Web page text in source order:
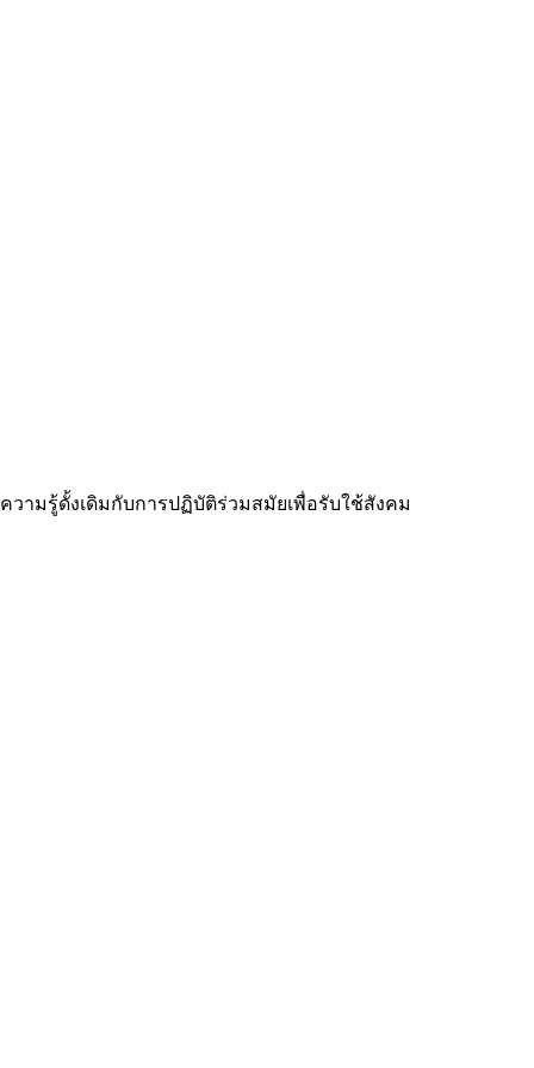
ามรู้ดั้งเดิมกับการปฏิบัติร่วมสมัยเพื่อรับใช้สังคม